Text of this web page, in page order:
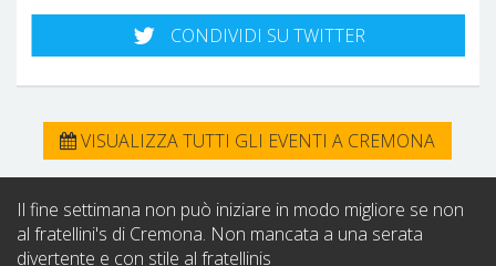
CONDIVIDI SU TWITTER
VISUALIZZA TUTTI GLI EVENTI A CREMONA
Il fine settimana non può iniziare in modo migliore se non
al fratellini's di Cremona. Non mancata a una serata
divertente e con stile al fratellinis